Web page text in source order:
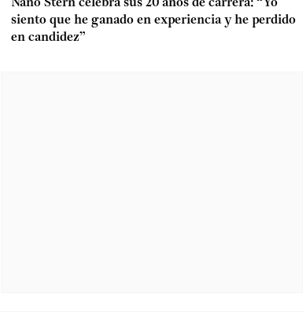
Nano Stern celebra sus 20 años de carrera: “Yo
siento que he ganado en experiencia y he perdido
en candidez”